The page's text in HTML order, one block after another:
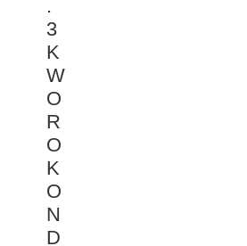
.
3
K
W
O
R
O
K
O
N
D